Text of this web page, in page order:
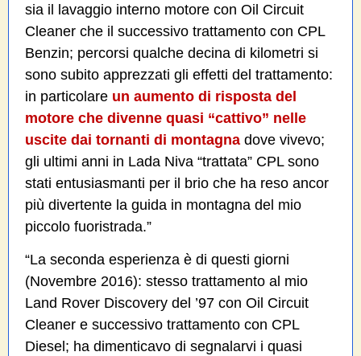
sia il lavaggio interno motore con Oil Circuit
Cleaner che il successivo trattamento con CPL
Benzin; percorsi qualche decina di kilometri si
sono subito apprezzati gli effetti del trattamento:
in particolare un aumento di risposta del
motore che divenne quasi “cattivo” nelle
uscite dai tornanti di montagna dove vivevo;
gli ultimi anni in Lada Niva “trattata” CPL sono
stati entusiasmanti per il brio che ha reso ancor
più divertente la guida in montagna del mio
piccolo fuoristrada.”
“La seconda esperienza è di questi giorni
(Novembre 2016): stesso trattamento al mio
Land Rover Discovery del ’97 con Oil Circuit
Cleaner e successivo trattamento con CPL
Diesel; ha dimenticavo di segnalarvi i quasi